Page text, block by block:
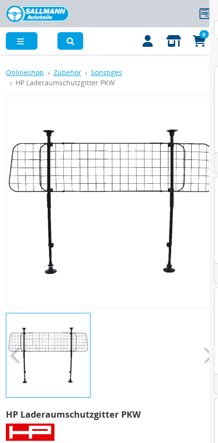
0
Onlineshop Zubehör
Sonstiges
HP Laderaumschutzgitter PKW
HP Laderaumschutzgitter PKW